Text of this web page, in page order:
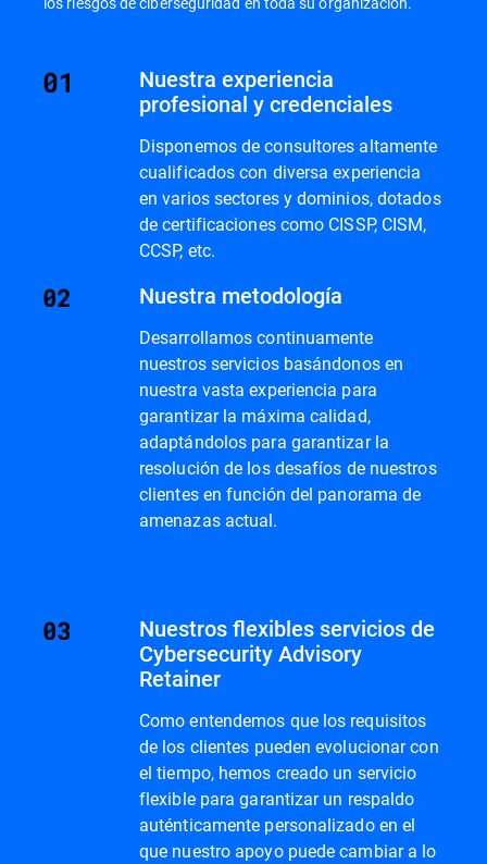
Nuestra experiencia
profesional y credenciales
Disponemos de consultores altamente
cualificados con diversa experiencia
en varios sectores y dominios, dotados
de certificaciones como CISSP, CISM,
CCSP, etc.
Nuestra metodología
Desarrollamos continuamente
nuestros servicios basándonos en
nuestra vasta experiencia para
garantizar la máxima calidad,
adaptándolos para garantizar la
resolución de los desafíos de nuestros
clientes en función del panorama de
amenazas actual.
Nuestros flexibles servicios de
Cybersecurity Advisory
Retainer
Como entendemos que los requisitos
de los clientes pueden evolucionar con
el tiempo, hemos creado un servicio
flexible para garantizar un respaldo
auténticamente personalizado en el
que nuestro apoyo puede cambiar a lo